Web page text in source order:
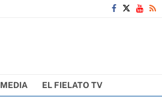
MEDIA EL FIELATO TV